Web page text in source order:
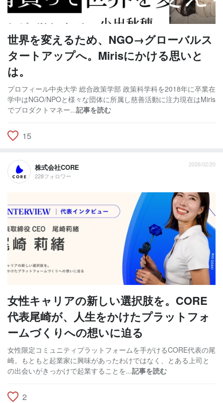
世界を変えるため、NGO→グローバルス
タートアップへ。Mirisにかける思いと
は。
プロフィール中央大学 総合政策学部 政策科学科を2018年に卒業在
学中はNGO/NPOと様々な団体に所属し慈善活動に注力現在はMiris
でプロダクトマネー...記事を読む
15
株式会社CORE
228フォロワー
2026/02/20
女性キャリアの新しい選択肢を。CORE
代表尾崎が、人生をかけたプラットフォ
ームづくりへの想いに迫る
女性限定コミュニティプラットフォームを手がけるCORE代表の尾
崎。もともと起業家に興味があったわけではなく、とある上司と
の出会いがきっかけで起業することを...記事を読む
2